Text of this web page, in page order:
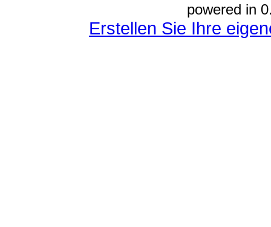
powered in
Erstellen Sie Ihre